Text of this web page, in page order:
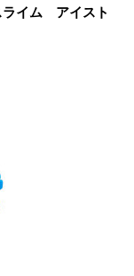
ライム アイスト